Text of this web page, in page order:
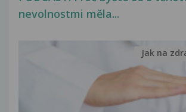
nevolnostmi měla...
Jak na